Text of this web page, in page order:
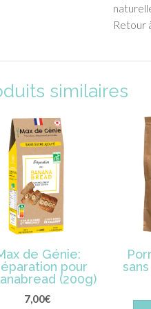
Retour
similaires
de Génie:
pour
(200g)
7,00€